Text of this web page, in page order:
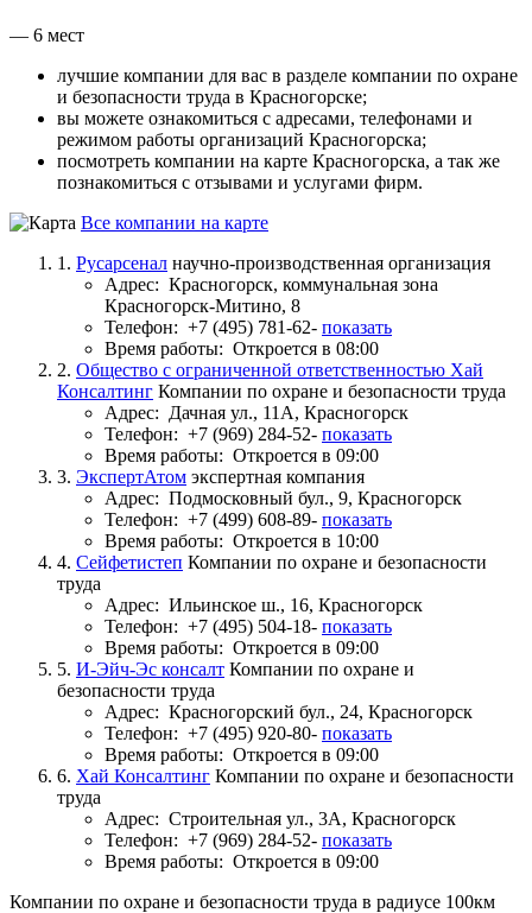
— 6 мест
лучшие компании для вас в разделе компании по охране
и безопасности труда в Красногорске;
вы можете ознакомиться с адресами, телефонами и
режимом работы организаций Красногорска;
посмотреть компании на карте Красногорска, а так же
познакомиться с отзывами и услугами фирм.
Все компании на карте
1. Русарсенал научно-производственная организация
Адрес: Красногорск, коммунальная зона
Красногорск-Митино, 8
Телефон: +7 (495) 781-62- показать
Время работы: Откроется в 08:00
2. Общество с ограниченной ответственностью Хай
Консалтинг Компании по охране и безопасности труда
Адрес: Дачная ул., 11А, Красногорск
Телефон: +7 (969) 284-52- показать
Время работы: Откроется в 09:00
3. ЭкспертАтом экспертная компания
Адрес: Подмосковный бул., 9, Красногорск
Телефон: +7 (499) 608-89- показать
Время работы: Откроется в 10:00
4. Сейфетистеп Компании по охране и безопасности
труда
Адрес: Ильинское ш., 16, Красногорск
Телефон: +7 (495) 504-18- показать
Время работы: Откроется в 09:00
5. И-Эйч-Эс консалт Компании по охране и
безопасности труда
Адрес: Красногорский бул., 24, Красногорск
Телефон: +7 (495) 920-80- показать
Время работы: Откроется в 09:00
6. Хай Консалтинг Компании по охране и безопасности
труда
Адрес: Строительная ул., 3А, Красногорск
Телефон: +7 (969) 284-52- показать
Время работы: Откроется в 09:00
Компании по охране и безопасности труда в радиусе 100км